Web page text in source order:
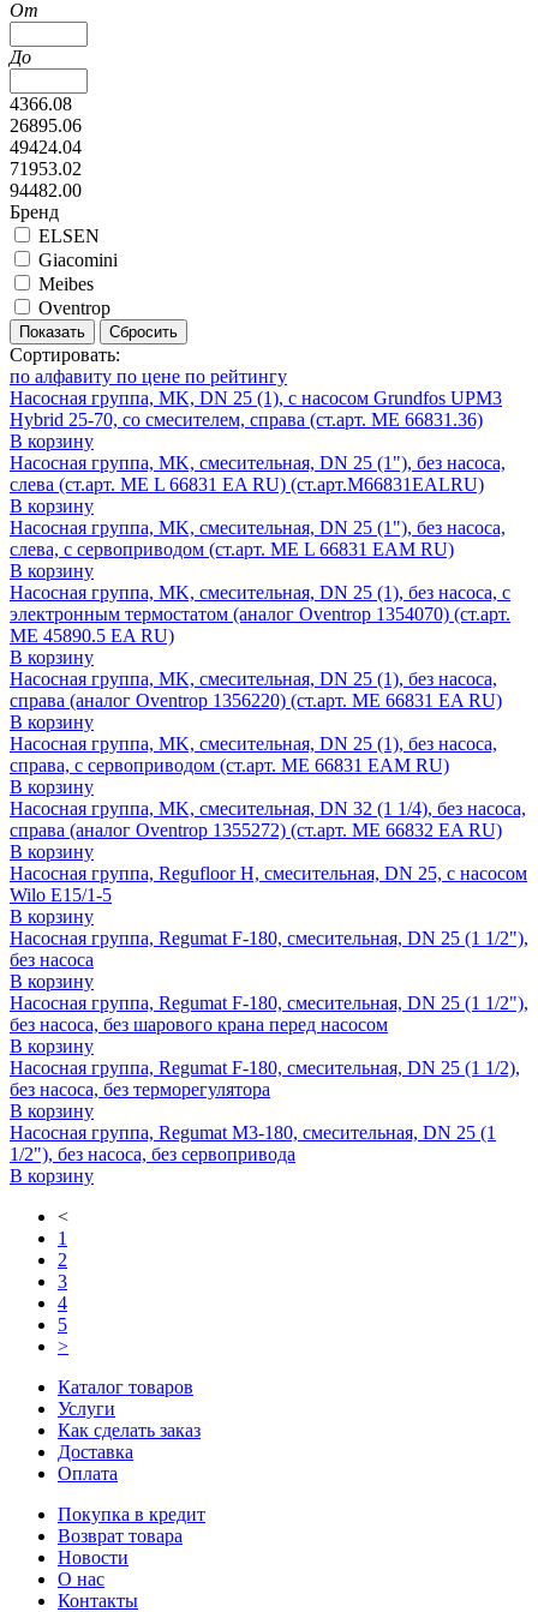
От
До
4366.08
26895.06
49424.04
71953.02
94482.00
Бренд
ELSEN
Giacomini
Meibes
Oventrop
Показать Сбросить
Сортировать:
по алфавиту по цене по рейтингу
Насосная группа, MK, DN 25 (1), с насосом Grundfos UPM3
Hybrid 25-70, со смесителем, справа (ст.арт. ME 66831.36)
В корзину
Насосная группа, MK, смесительная, DN 25 (1"), без насоса,
слева (ст.арт. ME L 66831 EA RU) (ст.арт.M66831EALRU)
В корзину
Насосная группа, MK, смесительная, DN 25 (1"), без насоса,
слева, с сервоприводом (ст.арт. ME L 66831 EAM RU)
В корзину
Насосная группа, MK, смесительная, DN 25 (1), без насоса, с
электронным термостатом (аналог Oventrop 1354070) (ст.арт.
ME 45890.5 EA RU)
В корзину
Насосная группа, MK, смесительная, DN 25 (1), без насоса,
справа (аналог Oventrop 1356220) (ст.арт. ME 66831 EA RU)
В корзину
Насосная группа, MK, смесительная, DN 25 (1), без насоса,
справа, с сервоприводом (ст.арт. ME 66831 EAM RU)
В корзину
Насосная группа, MK, смесительная, DN 32 (1 1/4), без насоса,
справа (аналог Oventrop 1355272) (ст.арт. ME 66832 EA RU)
В корзину
Насосная группа, Regufloor H, смесительная, DN 25, с насосом
Wilo E15/1-5
В корзину
Насосная группа, Regumat F-180, смесительная, DN 25 (1 1/2"),
без насоса
В корзину
Насосная группа, Regumat F-180, смесительная, DN 25 (1 1/2"),
без насоса, без шарового крана перед насосом
В корзину
Насосная группа, Regumat F-180, смесительная, DN 25 (1 1/2),
без насоса, без терморегулятора
В корзину
Насосная группа, Regumat M3-180, смесительная, DN 25 (1
1/2"), без насоса, без сервопривода
В корзину
<
1
2
3
4
5
>
Каталог товаров
Услуги
Как сделать заказ
Доставка
Оплата
Покупка в кредит
Возврат товара
Новости
О нас
Контакты